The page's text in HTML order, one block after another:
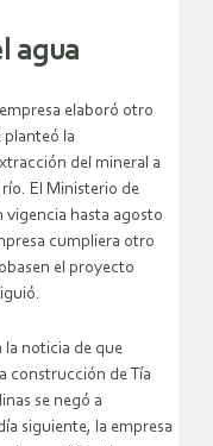
agua
elaboró otro
planteó la
del mineral a
El Ministerio de
vigencia hasta agosto
cumpliera otro
el proyecto
la noticia de que
construcción de Tía
se negó a
siguiente, la empresa